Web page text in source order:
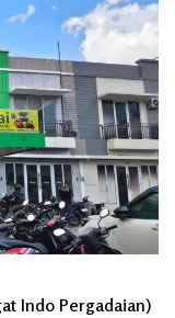
Indo Pergadaian)